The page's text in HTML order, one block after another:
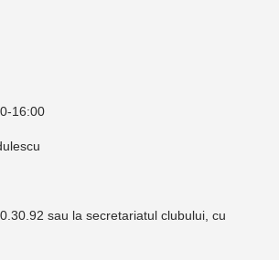
16:00
sau la secretariatul clubului, cu